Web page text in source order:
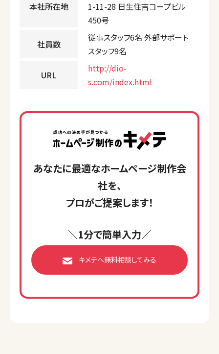
本社所在地
1-11-28 日生住吉コープビル
450号
社員数
従事スタッフ6名 外部サポート
スタッフ9名
URL
http://dio-
s.com/index.html
あなたに最適なホームページ制作会
社を、
プロがご提案します！
＼1分で簡単入力／
キメテへ無料相談してみる